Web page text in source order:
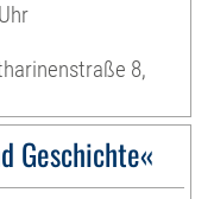
8,
Geschichte«